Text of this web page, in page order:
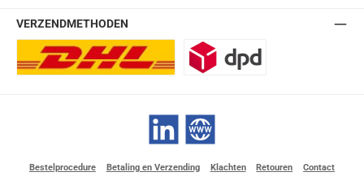
VERZENDMETHODEN
LinkedIn Website
Bestelprocedure Betaling en Verzending Klachten Retouren Contact